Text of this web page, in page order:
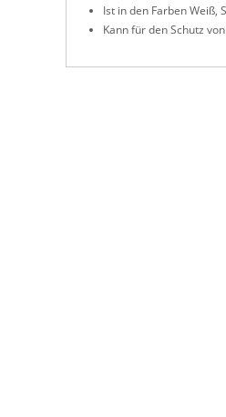
Ist in den Farben Weiß,
Kann für den Schutz